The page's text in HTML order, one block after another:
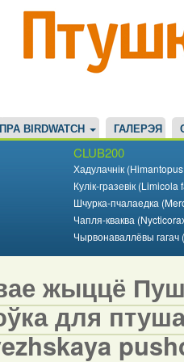
ПРА BIRDWATCH ГАЛЕРЭЯ
CLUB200
Хадулачнік
Кулік-гразевік
Шчурка-пчалаедка
Чапля-кваква
Чырвонаваллёвы
жыццё
для